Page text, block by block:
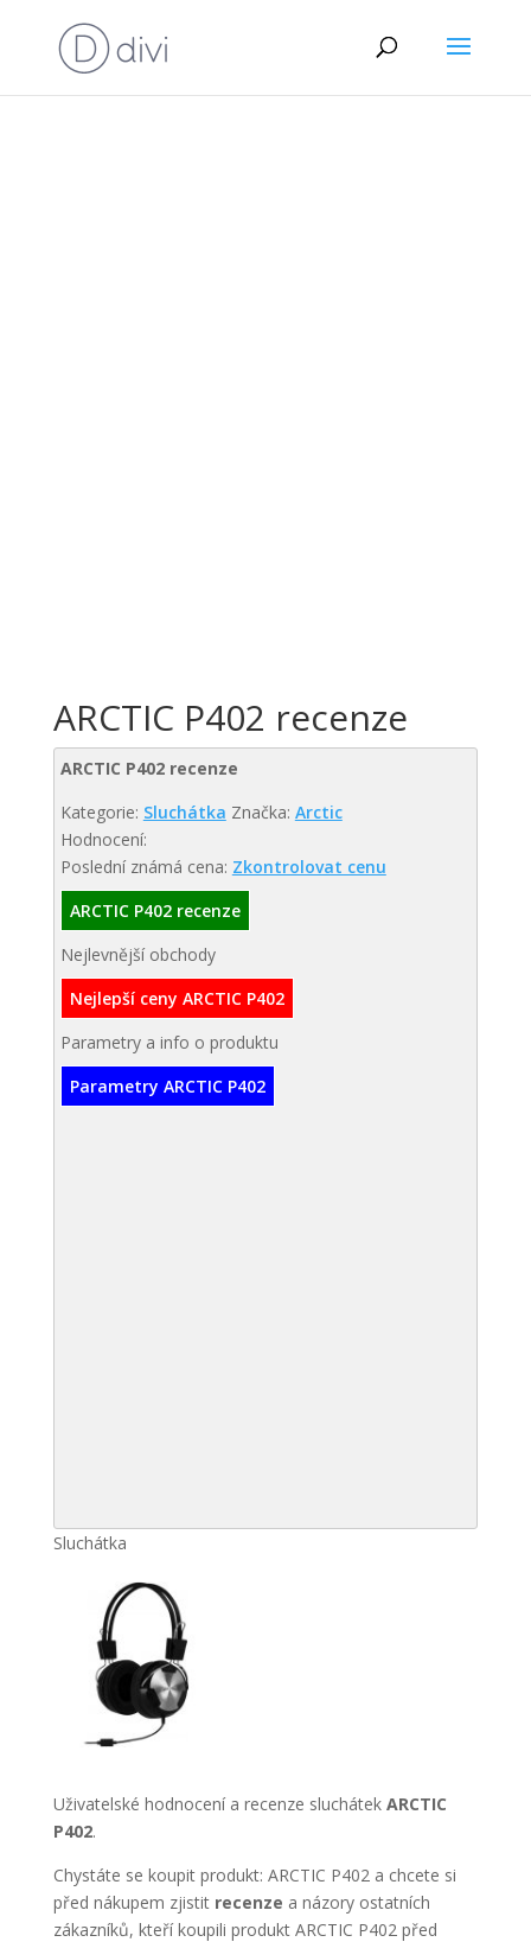
ARCTIC P402 recenze
ARCTIC P402 recenze
Kategorie: Sluchátka Značka: Arctic
Hodnocení:
Poslední známá cena: Zkontrolovat cenu
ARCTIC P402 recenze
Nejlevnější obchody
Nejlepší ceny ARCTIC P402
Parametry a info o produktu
Parametry ARCTIC P402
Sluchátka
Uživatelské hodnocení a recenze sluchátek ARCTIC
P402.
Chystáte se koupit produkt: ARCTIC P402 a chcete si
před nákupem zjistit recenze a názory ostatních
zákazníků, kteří koupili produkt ARCTIC P402 před